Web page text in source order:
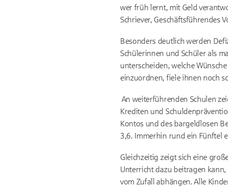
wer früh lernt, mit Geld
Schriever, Geschäftsführendes
Besonders deutlich werden
Schülerinnen und Schüler als
unterscheiden, welche
einzuordnen, fiele ihnen noch
An weiterführenden Schulen
Krediten und
Kontos und des bargeldlosen
3,6. Immerhin rund ein Fünftel
Gleichzeitig zeigt sich eine
Unterricht dazu beitragen
vom Zufall abhängen. Alle